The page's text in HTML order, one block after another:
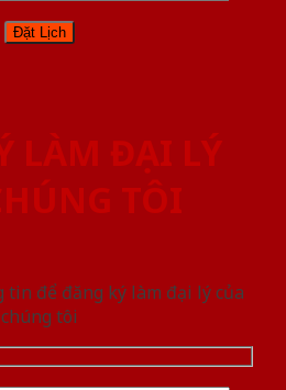
LÀM ĐẠI LÝ
TÔI
để đăng ký làm đại lý của
chúng tôi